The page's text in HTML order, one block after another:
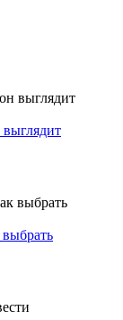
выбрать